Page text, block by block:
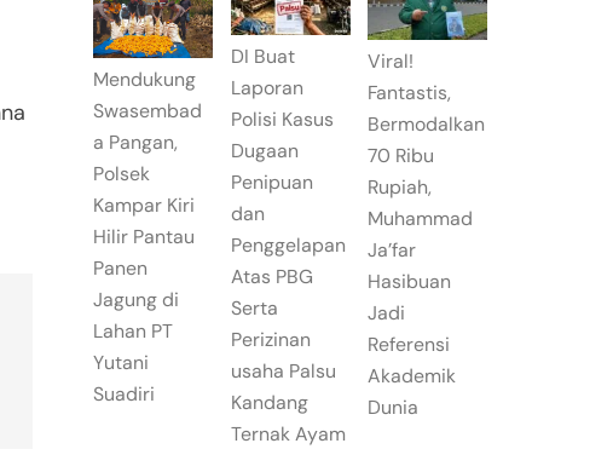
Mendukung
Swasembad
a Pangan,
Polsek
Kampar Kiri
Hilir Pantau
Panen
Jagung di
Lahan PT
Yutani
Suadiri
DI Buat
Laporan
Polisi Kasus
Dugaan
Penipuan
dan
Penggelapan
Atas PBG
Serta
Perizinan
usaha Palsu
Kandang
Ternak Ayam
Viral!
Fantastis,
Bermodalkan
70 Ribu
Rupiah,
Muhammad
Ja’far
Hasibuan
Jadi
Referensi
Akademik
Dunia